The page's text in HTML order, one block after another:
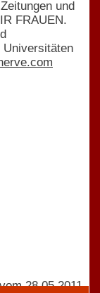
und
FRAUEN.
Universitäten
28.05.2011